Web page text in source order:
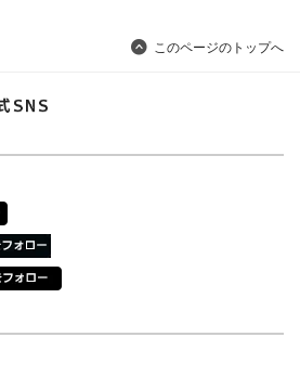
このページのトップへ